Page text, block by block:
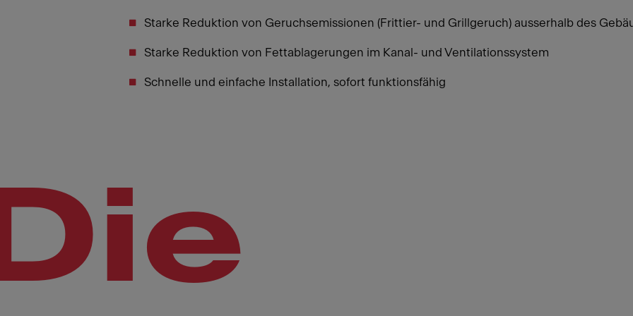
Starke Reduktion von Geruchsemissionen (Frittier- und Grillgeruch) ausserhalb des
Starke Reduktion von Fettablagerungen im Kanal- und Ventilationssystem
Schnelle und einfache Installation, sofort funktionsfähig